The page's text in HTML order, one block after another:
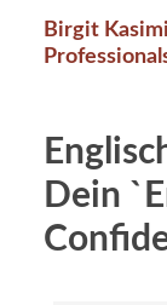
Birgit
Dein